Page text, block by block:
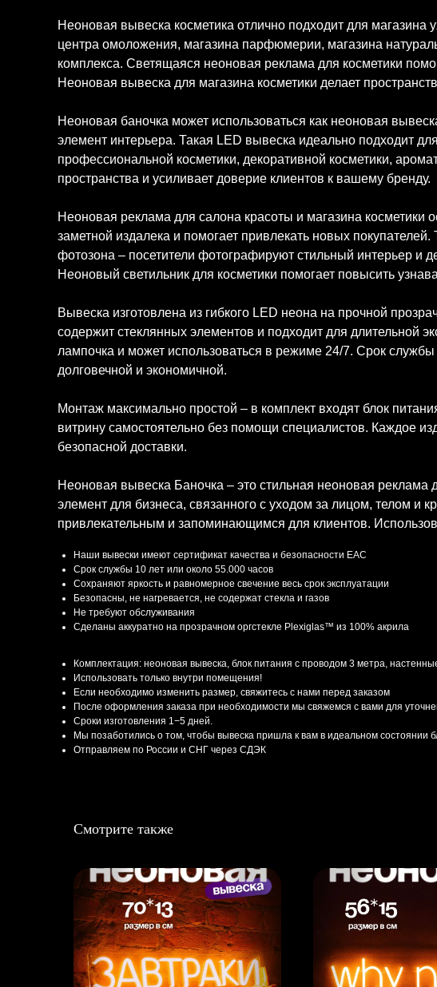
Неоновая вывеска косметика отлично подходит для магазина
центра омоложения, магазина парфюмерии, магазина
комплекса. Светящаяся неоновая реклама для косметики
Неоновая вывеска для магазина косметики делает
Неоновая баночка может использоваться как неоновая
элемент интерьера. Такая LED вывеска идеально подходит
профессиональной косметики, декоративной косметики,
пространства и усиливает доверие клиентов к вашему бренду.
Неоновая реклама для салона красоты и магазина
заметной издалека и помогает привлекать новых
фотозона – посетители фотографируют стильный интерьер и
Неоновый светильник для косметики помогает повысить
Вывеска изготовлена из гибкого LED неона на прочной
содержит стеклянных элементов и подходит для длительной
лампочка и может использоваться в режиме 24/7. Срок службы
долговечной и экономичной.
Монтаж максимально простой – в комплект входят блок
витрину самостоятельно без помощи специалистов. Каждое
безопасной доставки.
Неоновая вывеска Баночка – это стильная неоновая
элемент для бизнеса, связанного с уходом за лицом, телом и
привлекательным и запоминающимся для клиентов.
Наши вывески имеют сертификат качества и безопасности EAC
Срок службы 10 лет или около 55.000 часов
Сохраняют яркость и равномерное свечение весь срок эксплуатации
Безопасны, не нагревается, не содержат стекла и газов
Не требуют обслуживания
Сделаны аккуратно на прозрачном оргстекле Plexiglas™ из 100% акрила
Комплектация: неоновая вывеска, блок питания с проводом 3 метра,
Использовать только внутри помещения!
Если необходимо изменить размер, свяжитесь с нами перед заказом
После оформления заказа при необходимости мы свяжемся с вами для
Сроки изготовления 1−5 дней.
Мы позаботились о том, чтобы вывеска пришла к вам в идеальном
Отправляем по России и СНГ через СДЭК
Смотрите также